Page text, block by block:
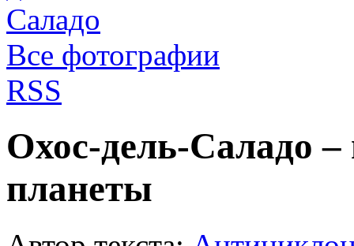
Все фотографии
RSS
Охос-дель-Саладо
планеты